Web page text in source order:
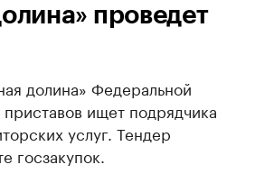
проведет
долина» Федеральной
ищет подрядчика
услуг. Тендер
госзакупок.